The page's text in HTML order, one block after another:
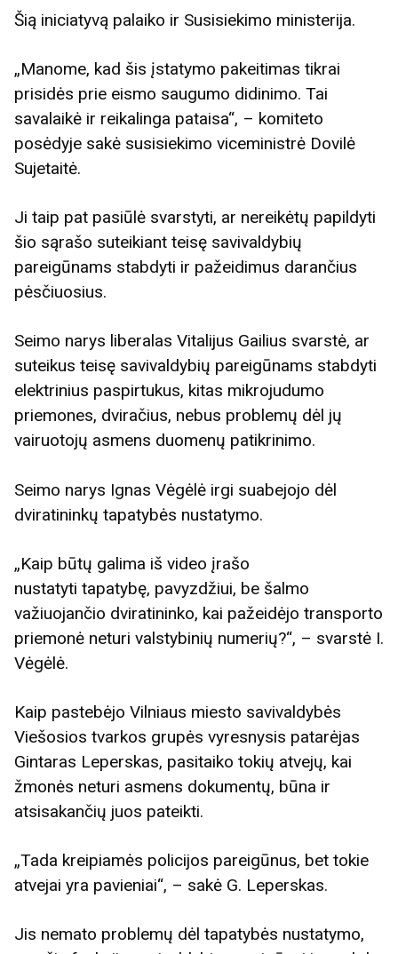
Šią iniciatyvą palaiko ir Susisiekimo ministerija.
„Manome, kad šis įstatymo pakeitimas tikrai
prisidės prie eismo saugumo didinimo. Tai
savalaikė ir reikalinga pataisa“, – komiteto
posėdyje sakė susisiekimo viceministrė Dovilė
Sujetaitė.
Ji taip pat pasiūlė svarstyti, ar nereikėtų papildyti
šio sąrašo suteikiant teisę savivaldybių
pareigūnams stabdyti ir pažeidimus darančius
pėsčiuosius.
Seimo narys liberalas Vitalijus Gailius svarstė, ar
suteikus teisę savivaldybių pareigūnams stabdyti
elektrinius paspirtukus, kitas mikrojudumo
priemones, dviračius, nebus problemų dėl jų
vairuotojų asmens duomenų patikrinimo.
Seimo narys Ignas Vėgėlė irgi suabejojo dėl
dviratininkų tapatybės nustatymo.
„Kaip būtų galima iš video įrašo
nustatyti tapatybę, pavyzdžiui, be šalmo
važiuojančio dviratininko, kai pažeidėjo transporto
priemonė neturi valstybinių numerių?“, – svarstė I.
Vėgėlė.
Kaip pastebėjo Vilniaus miesto savivaldybės
Viešosios tvarkos grupės vyresnysis patarėjas
Gintaras Leperskas, pasitaiko tokių atvejų, kai
žmonės neturi asmens dokumentų, būna ir
atsisakančių juos pateikti.
„Tada kreipiamės policijos pareigūnus, bet tokie
atvejai yra pavieniai“, – sakė G. Leperskas.
Jis nemato problemų dėl tapatybės nustatymo,